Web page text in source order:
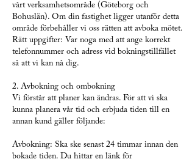
vårt verksamhetsområde (Göteborg och
Bohuslän). Om din fastighet ligger utanför detta
område förbehåller vi oss rätten att avboka mötet.
Rätt uppgifter: Var noga med att ange korrekt
telefonnummer och adress vid bokningstillfället
så att vi kan nå dig.
2. Avbokning och ombokning
Vi förstår att planer kan ändras. För att vi ska
kunna planera vår tid och erbjuda tiden till en
annan kund gäller följande:
Avbokning: Ska ske senast 24 timmar innan den
bokade tiden. Du hittar en länk för